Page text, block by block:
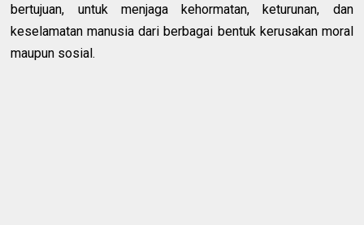
bertujuan, untuk menjaga kehormatan, keturunan, dan
keselamatan manusia dari berbagai bentuk kerusakan moral
maupun sosial.